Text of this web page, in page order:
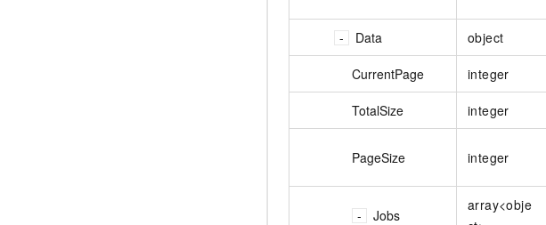
Data object
CurrentPage integer
TotalSize integer
PageSize integer
Jobs
array<obje